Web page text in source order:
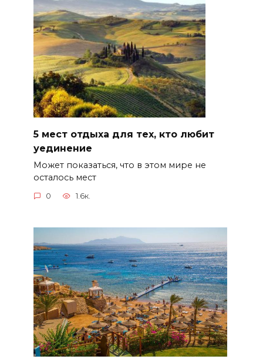
5 мест отдыха для тех, кто любит
уединение
Может показаться, что в этом мире не
осталось мест
0 1.6к.